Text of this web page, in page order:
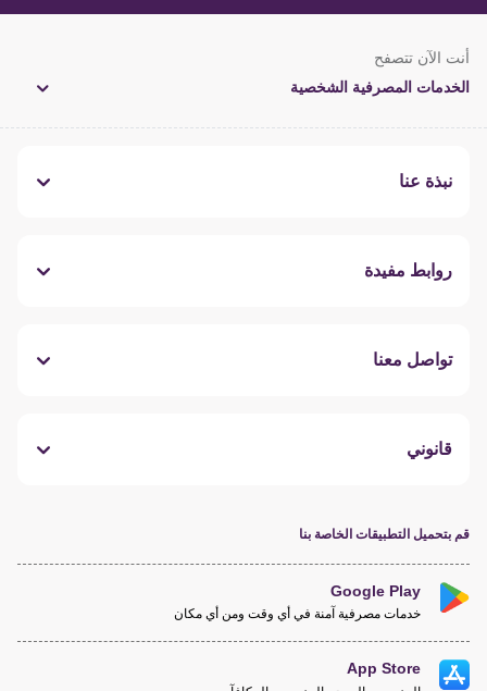
أنت الآن تتصفح
الخدمات المصرفية الشخصية
نبذة عنا
روابط مفيدة
تواصل معنا
قانوني
قم بتحميل التطبيقات الخاصة بنا
Google Play
خدمات مصرفية آمنة في أي وقت ومن أي مكان
App Store